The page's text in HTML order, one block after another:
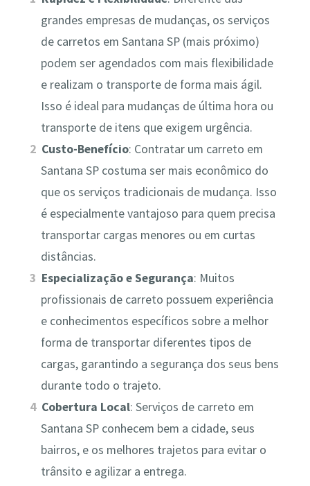
grandes empresas de mudanças, os serviços
de carretos em Santana SP (mais próximo)
podem ser agendados com mais flexibilidade
e realizam o transporte de forma mais ágil.
Isso é ideal para mudanças de última hora ou
transporte de itens que exigem urgência.
Custo-Benefício: Contratar um carreto em
Santana SP costuma ser mais econômico do
que os serviços tradicionais de mudança. Isso
é especialmente vantajoso para quem precisa
transportar cargas menores ou em curtas
distâncias.
Especialização e Segurança: Muitos
profissionais de carreto possuem experiência
e conhecimentos específicos sobre a melhor
forma de transportar diferentes tipos de
cargas, garantindo a segurança dos seus bens
durante todo o trajeto.
Cobertura Local: Serviços de carreto em
Santana SP conhecem bem a cidade, seus
bairros, e os melhores trajetos para evitar o
trânsito e agilizar a entrega.